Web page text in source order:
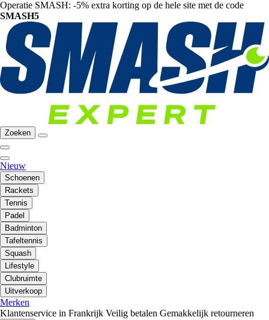
Operatie SMASH: -5% extra korting op de hele site met de code
SMASH5
Zoeken
Nieuw
Schoenen
Rackets
Tennis
Padel
Badminton
Tafeltennis
Squash
Lifestyle
Clubruimte
Uitverkoop
Merken
Klantenservice in Frankrijk Veilig betalen Gemakkelijk retourneren